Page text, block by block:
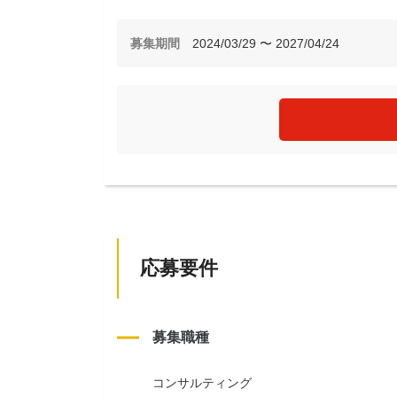
募集期間 2024/03/29 〜 2027/04/24
応募要件
募集職種
コンサルティング